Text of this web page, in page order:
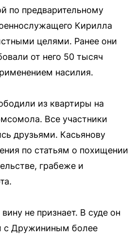
по предварительному
Кирилла
целями. Ранее они
от него 50 тысяч
насилия.
из квартиры на
Все участники
друзьями. Касьянову
по статьям о похищении
грабеже и
не признает. В суде он
с Дружининым более